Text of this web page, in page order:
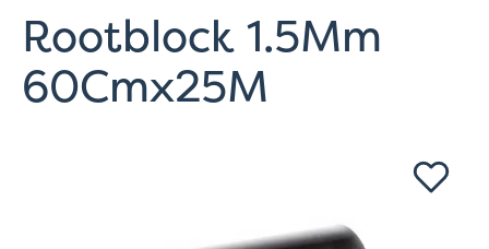
Rootblock 1.5Mm
60Cmx25M